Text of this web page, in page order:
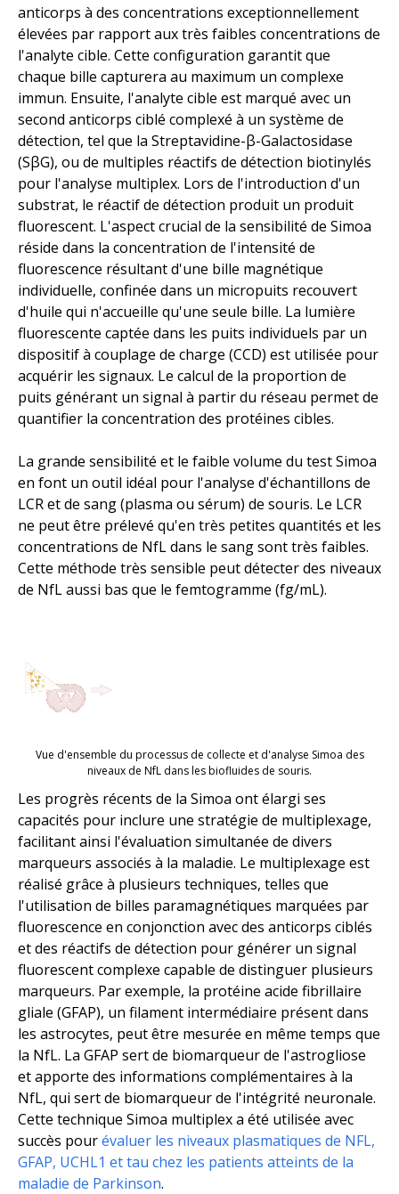
anticorps à des concentrations exceptionnellement
élevées par rapport aux très faibles concentrations de
l'analyte cible. Cette configuration garantit que
chaque bille capturera au maximum un complexe
immun. Ensuite, l'analyte cible est marqué avec un
second anticorps ciblé complexé à un système de
détection, tel que la Streptavidine-β-Galactosidase
(SβG), ou de multiples réactifs de détection biotinylés
pour l'analyse multiplex. Lors de l'introduction d'un
substrat, le réactif de détection produit un produit
fluorescent. L'aspect crucial de la sensibilité de Simoa
réside dans la concentration de l'intensité de
fluorescence résultant d'une bille magnétique
individuelle, confinée dans un micropuits recouvert
d'huile qui n'accueille qu'une seule bille. La lumière
fluorescente captée dans les puits individuels par un
dispositif à couplage de charge (CCD) est utilisée pour
acquérir les signaux. Le calcul de la proportion de
puits générant un signal à partir du réseau permet de
quantifier la concentration des protéines cibles.
La grande sensibilité et le faible volume du test Simoa
en font un outil idéal pour l'analyse d'échantillons de
LCR et de sang (plasma ou sérum) de souris. Le LCR
ne peut être prélevé qu'en très petites quantités et les
concentrations de NfL dans le sang sont très faibles.
Cette méthode très sensible peut détecter des niveaux
de NfL aussi bas que le femtogramme (fg/mL).
Vue d'ensemble du processus de collecte et d'analyse Simoa des
niveaux de NfL dans les biofluides de souris.
Les progrès récents de la Simoa ont élargi ses
capacités pour inclure une stratégie de multiplexage,
facilitant ainsi l'évaluation simultanée de divers
marqueurs associés à la maladie. Le multiplexage est
réalisé grâce à plusieurs techniques, telles que
l'utilisation de billes paramagnétiques marquées par
fluorescence en conjonction avec des anticorps ciblés
et des réactifs de détection pour générer un signal
fluorescent complexe capable de distinguer plusieurs
marqueurs. Par exemple, la protéine acide fibrillaire
gliale (GFAP), un filament intermédiaire présent dans
les astrocytes, peut être mesurée en même temps que
la NfL. La GFAP sert de biomarqueur de l'astrogliose
et apporte des informations complémentaires à la
NfL, qui sert de biomarqueur de l'intégrité neuronale.
Cette technique Simoa multiplex a été utilisée avec
succès pourévaluer les niveaux plasmatiques de NFL,
GFAP, UCHL1 et tau chez les patients atteints de la
maladie de Parkinson.